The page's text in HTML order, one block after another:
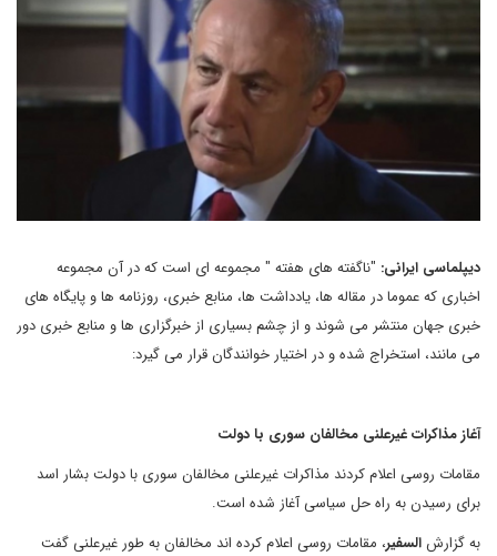
دیپلماسی ایرانی: "ناگفته های هفته " مجموعه ای است که در آن مجموعه
اخباری که عموما در مقاله ها، یادداشت ها، منابع خبری، روزنامه ها و پایگاه های
خبری جهان منتشر می شوند و از چشم بسیاری از خبرگزاری ها و منابع خبری دور
می مانند، استخراج شده و در اختیار خوانندگان قرار می گیرد:
آغاز مذاکرات غیرعلنی مخالفان سوری با دولت
مقامات روسی اعلام کردند مذاکرات غیرعلنی مخالفان سوری با دولت بشار اسد
برای رسیدن به راه حل سیاسی آغاز شده است.
به گزارشالسفیر، مقامات روسی اعلام کرده اند مخالفان به طور غیرعلنی گفت